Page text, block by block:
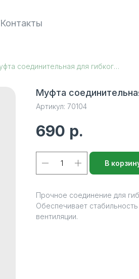
Контакты
Муфта соединительная для гибкого воздуховода DN110
Муфта
Артикул: 70104
690 р.
В
Прочное соединение для
Обеспечивает
вентиляции.